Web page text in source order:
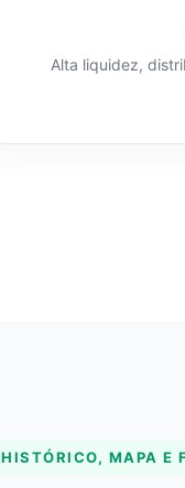
Alta liquidez,
HISTÓRICO, MAPA E